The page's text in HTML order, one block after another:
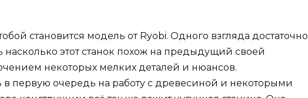
становится модель от Ryobi. Одного взгляда достаточно
насколько этот станок похож на предыдущий своей
некоторых мелких деталей и нюансов.
первую очередь на работу с древесиной и некоторыми